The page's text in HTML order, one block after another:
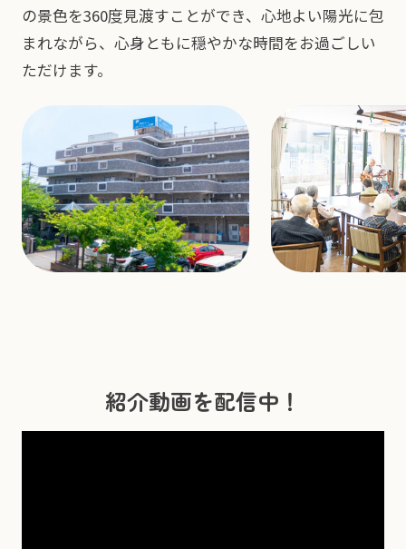
の景色を360度見渡すことができ、心地よい陽光に包
まれながら、心身ともに穏やかな時間をお過ごしい
ただけます。
紹介動画を配信中！